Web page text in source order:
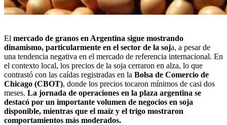
El mercado de granos en Argentina sigue mostrando
dinamismo, particularmente en el sector de la soja, a pesar de
una tendencia negativa en el mercado de referencia internacional. En
el contexto local, los precios de la soja cerraron en alza, lo que
contrastó con las caídas registradas en la Bolsa de Comercio de
Chicago (CBOT), donde los precios tocaron mínimos de casi dos
meses. La jornada de operaciones en la plaza argentina se
destacó por un importante volumen de negocios en soja
disponible, mientras que el maíz y el trigo mostraron
comportamientos más moderados.